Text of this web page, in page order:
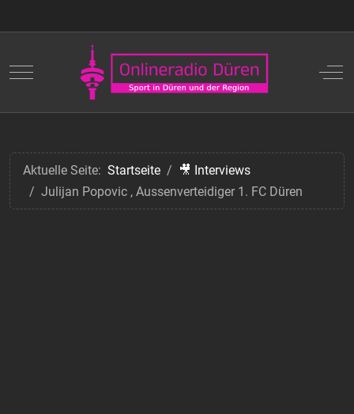
Mobile Menu Toggle Off-
Aktuelle Seite: Startseite
🎥 Interviews
Julijan Popovic , Aussenverteidiger 1. FC Düren